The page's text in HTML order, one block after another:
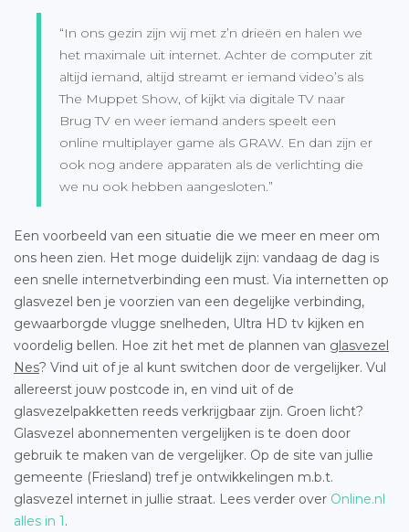
“In ons gezin zijn wij met z’n drieën en halen we
het maximale uit internet. Achter de computer zit
altijd iemand, altijd streamt er iemand video’s als
The Muppet Show, of kijkt via digitale TV naar
Brug TV en weer iemand anders speelt een
online multiplayer game als GRAW. En dan zijn er
ook nog andere apparaten als de verlichting die
we nu ook hebben aangesloten.”
Een voorbeeld van een situatie die we meer en meer om
ons heen zien. Het moge duidelijk zijn: vandaag de dag is
een snelle internetverbinding een must. Via internetten op
glasvezel ben je voorzien van een degelijke verbinding,
gewaarborgde vlugge snelheden, Ultra HD tv kijken en
voordelig bellen. Hoe zit het met de plannen van glasvezel
Nes? Vind uit of je al kunt switchen door de vergelijker. Vul
allereerst jouw postcode in, en vind uit of de
glasvezelpakketten reeds verkrijgbaar zijn. Groen licht?
Glasvezel abonnementen vergelijken is te doen door
gebruik te maken van de vergelijker. Op de site van jullie
gemeente (Friesland) tref je ontwikkelingen m.b.t.
glasvezel internet in jullie straat. Lees verder over Online.nl
alles in 1.